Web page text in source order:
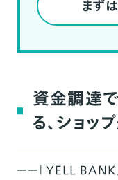
まず
資金調達
る、ショッ
ーー「YELL BANK